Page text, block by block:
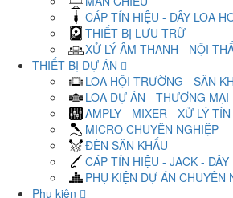
CÁP TÍN HIỆU - DÂY LOA
THIẾT BỊ LƯU TRỮ
XỬ LÝ ÂM THANH - NỘI
THIẾT BỊ DỰ ÁN
LOA HỘI TRƯỜNG - SÂN
LOA DỰ ÁN - THƯƠNG MẠI
AMPLY - MIXER - XỬ LÝ
MICRO CHUYÊN NGHIỆP
ĐÈN SÂN KHẤU
CÁP TÍN HIỆU - JACK - DÂY
PHỤ KIỆN DỰ ÁN CHUYÊN
Phụ kiện